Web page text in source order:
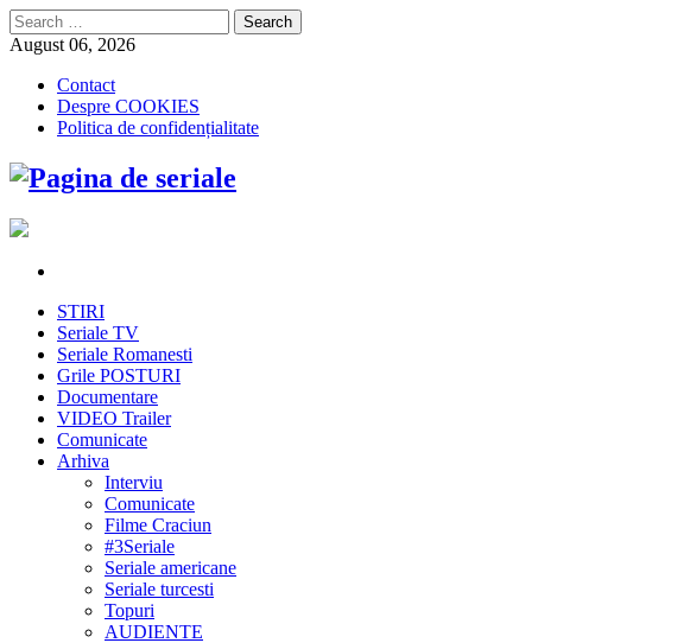
Search
for:
August 06, 2026
Contact
Despre COOKIES
Politica de confidențialitate
STIRI
Seriale TV
Seriale Romanesti
Grile POSTURI
Documentare
VIDEO Trailer
Comunicate
Arhiva
Interviu
Comunicate
Filme Craciun
#3Seriale
Seriale americane
Seriale turcesti
Topuri
AUDIENTE